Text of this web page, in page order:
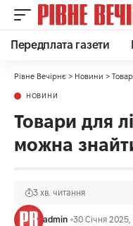
Передплата газети
Рівне Вечірнє > Новини >
НОВИНИ
Товари для
можна
admin 30 Січня 2025,
3 хв. читання